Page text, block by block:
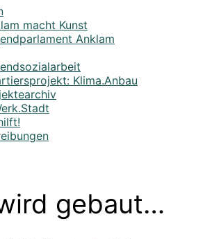
macht Kunst
Anklam
Klima.Anbau
gebaut…